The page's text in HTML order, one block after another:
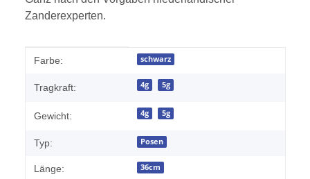
Zanderexperten.
Produkteigenschaft
Wert
Farbe: schwarz
Tragkraft: 4g 5g
Gewicht: 4g 5g
Typ: Posen
Länge: 36cm